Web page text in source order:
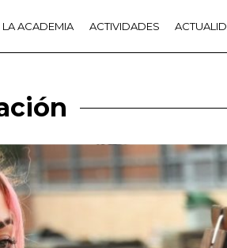
LA ACADEMIA ACTIVIDADES
LA ACADEMIA PREMIOS GOYA